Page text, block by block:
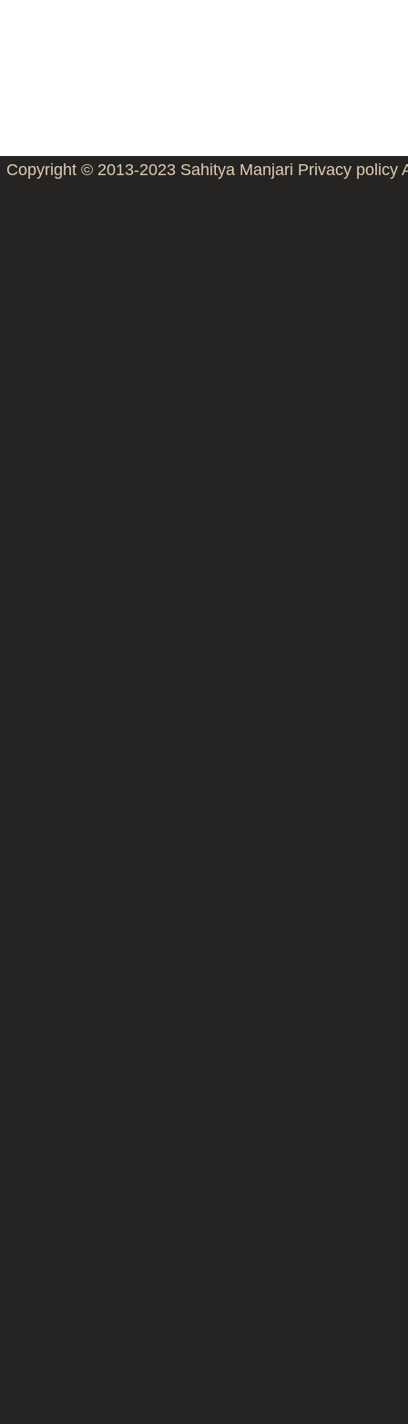
Copyright © 2013-2023 Sahitya Manjari Privacy policy